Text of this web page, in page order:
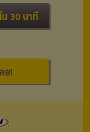
น 30 นาที
ย!